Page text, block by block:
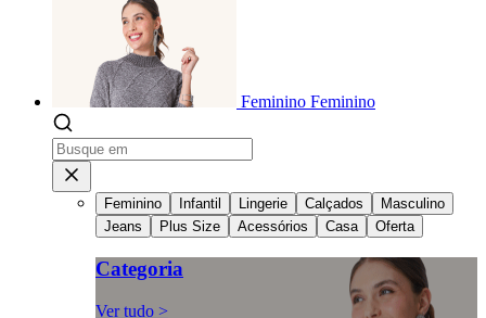
Feminino Feminino
Feminino Infantil Lingerie Calçados
Masculino
Jeans
Plus Size Acessórios Casa Oferta
Categoria
Ver tudo >